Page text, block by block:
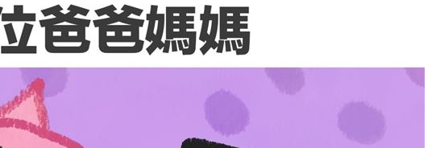
打點 23:59
23:53